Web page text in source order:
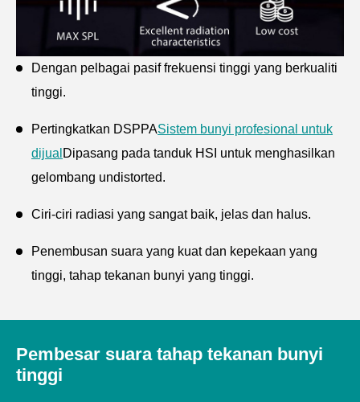
Dengan pelbagai pasif frekuensi tinggi yang berkualiti
tinggi.
Pertingkatkan DSPPASistem bunyi profesional untuk
dijual Dipasang pada tanduk HSI untuk menghasilkan
gelombang undistorted.
Ciri-ciri radiasi yang sangat baik, jelas dan halus.
Penembusan suara yang kuat dan kepekaan yang
tinggi, tahap tekanan bunyi yang tinggi.
Pembesar suara tahap tekanan bunyi
tinggi